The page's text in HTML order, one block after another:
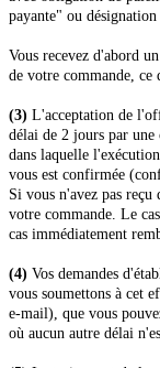
payante" ou
Vous recevez d'abord
de votre commande, ce
(3) L'acceptation de
délai de 2 jours par
dans laquelle
vous est confirmée
Si vous n'avez pas reçu
votre commande. Le
cas immédiatement
(4) Vos demandes
vous soumettons à cet
e-mail), que vous
où aucun autre délai